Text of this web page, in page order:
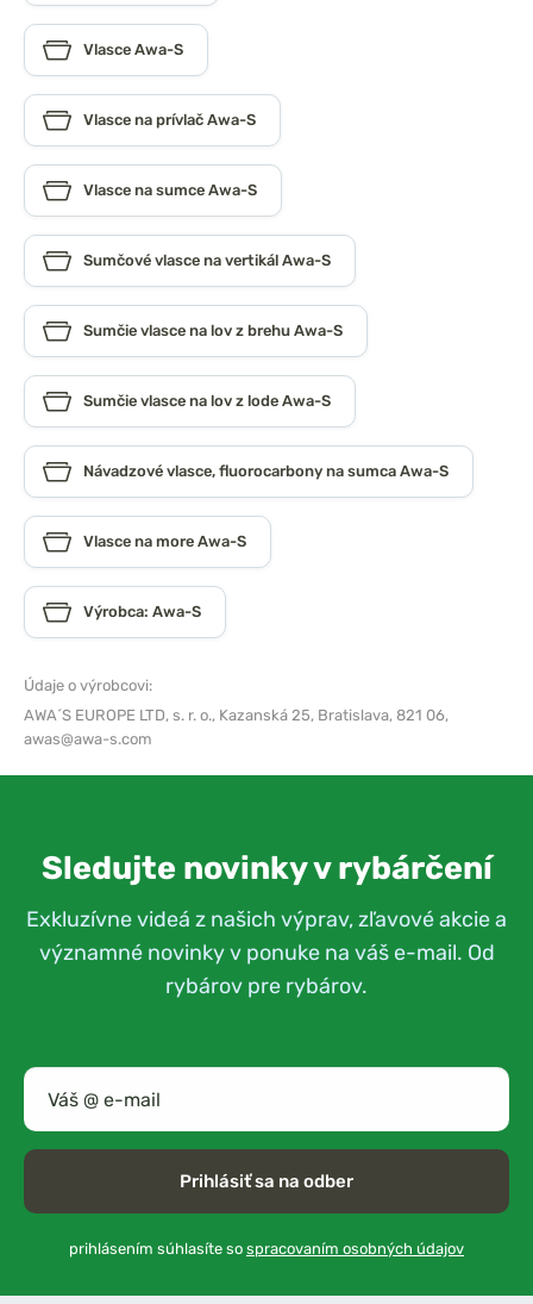
Vlasce Awa-S
Vlasce na prívlač Awa-S
Vlasce na sumce Awa-S
Sumčové vlasce na vertikál Awa-S
Sumčie vlasce na lov z brehu Awa-S
Sumčie vlasce na lov z lode Awa-S
Návadzové vlasce, fluorocarbony na sumca Awa-S
Vlasce na more Awa-S
Výrobca: Awa-S
Údaje o výrobcovi:
AWA´S EUROPE LTD, s. r. o., Kazanská 25, Bratislava, 821 06,
awas@awa-s.com
Sledujte novinky v rybárčení
Exkluzívne videá z našich výprav, zľavové akcie a
významné novinky v ponuke na váš e-mail. Od
rybárov pre rybárov.
Prihlásiť sa na odber
prihlásením súhlasíte so spracovaním osobných údajov